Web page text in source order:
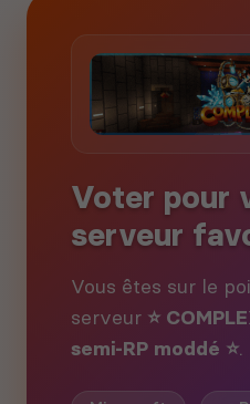
Voter pour
serveur
Vous êtes sur le
serveur ⭐
semi-RP moddé ⭐.